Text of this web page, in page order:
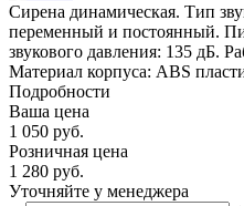
Сирена динамическая. Тип
переменный и постоянный.
звукового давления: 135 дБ.
Материал корпуса: ABS
Подробности
Ваша цена
1 050 руб.
Розничная цена
1 280 руб.
Уточняйте у менеджера